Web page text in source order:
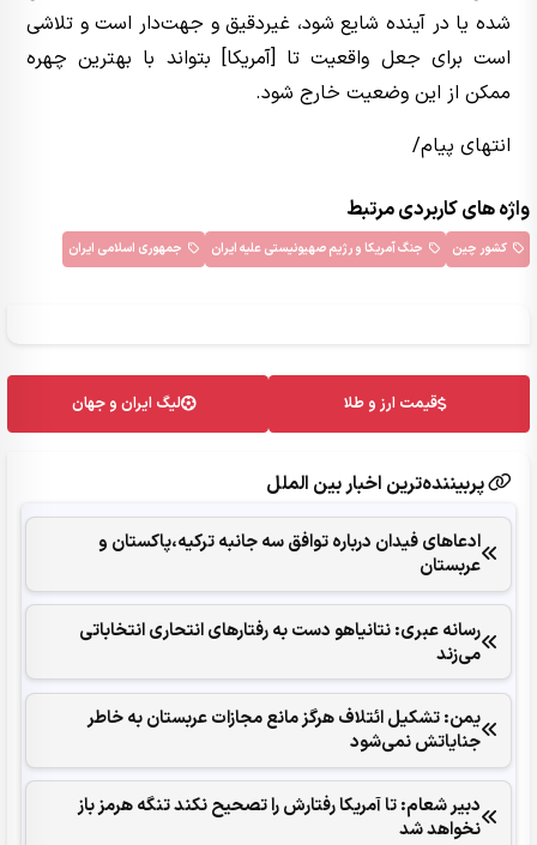
شده یا در آینده شایع شود، غیردقیق و جهت‌دار است و تلاشی
است برای جعل واقعیت تا [آمریکا] بتواند با بهترین چهره
ممکن از این وضعیت خارج شود.
انتهای پیام/
واژه های کاربردی مرتبط
کشور چین جنگ آمریکا و رژیم صهیونیستی علیه ایران جمهوری اسلامی ایران
قیمت ارز و طلا لیگ ایران و جهان
پربیننده‌ترین اخبار بین الملل
ادعاهای فیدان درباره توافق سه جانبه ترکیه،پاکستان و
عربستان
رسانه عبری: نتانیاهو دست به رفتارهای انتحاری انتخاباتی
می‌زند
یمن: تشکیل ائتلاف هرگز مانع مجازات عربستان به خاطر
جنایاتش نمی‌شود
دبیر شعام: تا آمریکا رفتارش را تصحیح نکند تنگه هرمز باز
نخواهد شد